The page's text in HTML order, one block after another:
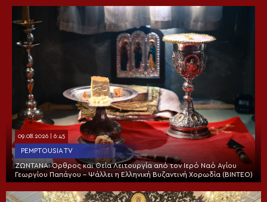
09.08.2026 | 6:45
PEMPTOUSIA TV
ΖΩΝΤΑΝΑ: Όρθρος και Θεία Λειτουργία από τον Ιερό Ναό Αγίου
Γεωργίου Παπάγου – Ψάλλει η Ελληνική Βυζαντινή Χορωδία (ΒΙΝΤΕΟ)